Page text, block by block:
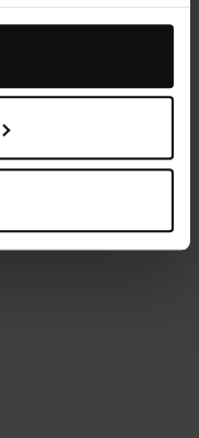
voor
informatie over
vindt u op